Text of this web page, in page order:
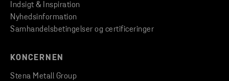
Indsigt & Inspiration
Nyhedsinformation
Samhandelsbetingelser og certificeringer
KONCERNEN
Stena Metall Group